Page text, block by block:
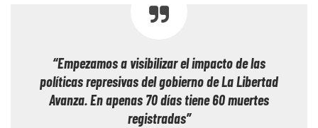
“Empezamos a visibilizar el impacto de las
políticas represivas del gobierno de La Libertad
Avanza. En apenas 70 días tiene 60 muertes
registradas”